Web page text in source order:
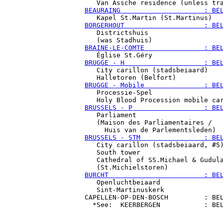
BEAURAING                     :
BORGERHOUT                    :
Districtshuis
BRAINE-LE-COMTE               :
BRUGGE - H                    :
City carillon (stadsbeiaard)
BRUGGE - Mobile               :
Processie-Spel
BRUSSELS - P                  :
Parliament
   (Maison des Parliamentaires /
BRUSSELS - STM                :
City carillon (stadsbeiaard,
   South tower
Cathedral of SS.Michael &
BURCHT                        :
Openluchtbeiaard
   Sint-Martinuskerk
CAPELLEN-OP-DEN-BOSCH         :